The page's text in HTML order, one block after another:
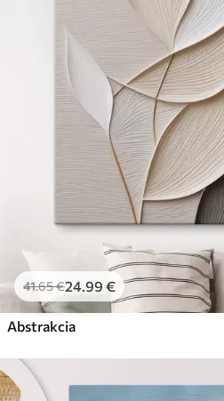
Ekologický materiál
Premium
.00
Žiarivé a sýte farby
Odolné voči vyblednutiu
Bezpečný atrament bez zápachu
Povrch podobný plátnu
Ekologický materiál
Eko-Premium
Od 39.00€
✓Žiarivé a sýte farby
✓Odolné voči vyblednutiu
✓
✓Ekologický materiál
41.65€24.99 €
Abstrakcia